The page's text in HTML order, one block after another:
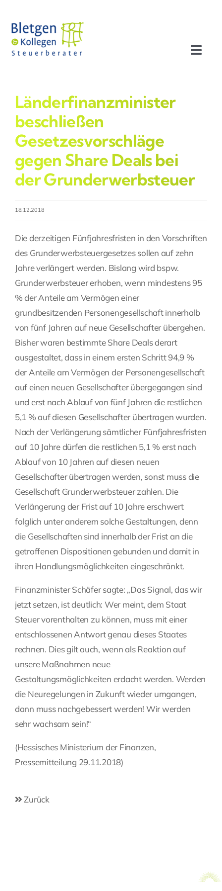
Inhalt
springen
Profil
Leistungen
Team
Stellenangebote
Fragen Sie Ihre Kanzlei
Kontakt
Länderfinanzminister
beschließen
Gesetzesvorschläge
gegen Share Deals bei
der Grunderwerbsteuer
18.12.2018
Die derzeitigen Fünfjahresfristen in den Vorschriften
des Grunderwerbsteuergesetzes sollen auf zehn
Jahre verlängert werden. Bislang wird bspw.
Grunderwerbsteuer erhoben, wenn mindestens 95
% der Anteile am Vermögen einer
grundbesitzenden Personengesellschaft innerhalb
von fünf Jahren auf neue Gesellschafter übergehen.
Bisher waren bestimmte Share Deals derart
ausgestaltet, dass in einem ersten Schritt 94,9 %
der Anteile am Vermögen der Personengesellschaft
auf einen neuen Gesellschafter übergegangen sind
und erst nach Ablauf von fünf Jahren die restlichen
5,1 % auf diesen Gesellschafter übertragen wurden.
Nach der Verlängerung sämtlicher Fünfjahresfristen
auf 10 Jahre dürfen die restlichen 5,1 % erst nach
Ablauf von 10 Jahren auf diesen neuen
Gesellschafter übertragen werden, sonst muss die
Gesellschaft Grunderwerbsteuer zahlen. Die
Verlängerung der Frist auf 10 Jahre erschwert
folglich unter anderem solche Gestaltungen, denn
die Gesellschaften sind innerhalb der Frist an die
getroffenen Dispositionen gebunden und damit in
ihren Handlungsmöglichkeiten eingeschränkt.
Finanzminister Schäfer sagte: „Das Signal, das wir
jetzt setzen, ist deutlich: Wer meint, dem Staat
Steuer vorenthalten zu können, muss mit einer
entschlossenen Antwort genau dieses Staates
rechnen. Dies gilt auch, wenn als Reaktion auf
unsere Maßnahmen neue
Gestaltungsmöglichkeiten erdacht werden. Werden
die Neuregelungen in Zukunft wieder umgangen,
dann muss nachgebessert werden! Wir werden
sehr wachsam sein!“
(Hessisches Ministerium der Finanzen,
Pressemitteilung 29.11.2018)
Zurück